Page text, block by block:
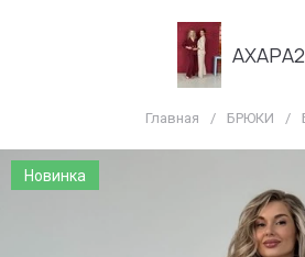
Главная / БРЮКИ /
Новинка